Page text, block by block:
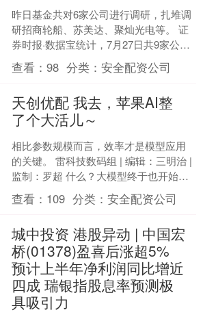
昨日基金共对6家公司进行调研，扎堆调
研招商轮船、苏美达、聚灿光电等。 证
券时报·数据宝统计，7月27日共9家公司
被机构调研，按调研机构类型看，基金
参与6家公司的....
查看：98 分类：安全配资公司
天创优配 我去，苹果AI整
了个大活儿～
相比参数规模而言，效率才是模型应用
的关键。 雷科技数码组 | 编辑：三明治 |
监制：罗超 什么？大模型终于也开始打
减肥针了？ 这可不是我瞎说，据CNBC
报道，....
查看： 109 分类：安全配资公司
城中投资 港股异动 | 中国宏
桥(01378)盈喜后涨超5%
预计上半年净利润同比增近
四成 瑞银指股息率预测极
具吸引力